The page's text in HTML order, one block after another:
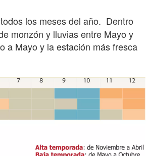
los meses del año. Dentro
monzón y lluvias entre Mayo y
a Mayo y la estación más fresca